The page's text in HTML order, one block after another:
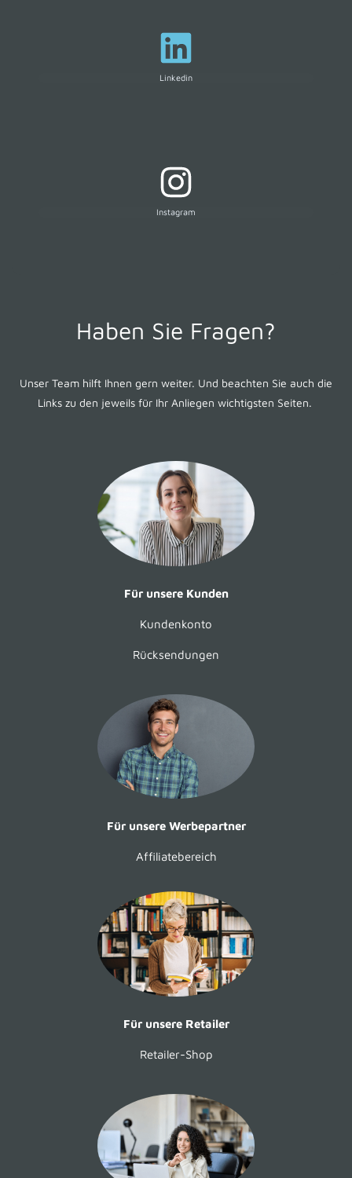
Linkedin
Instagram
Haben Sie Fragen?
Unser Team hilft Ihnen gern weiter. Und beachten Sie auch die
Links zu den jeweils für Ihr Anliegen wichtigsten Seiten.
Für unsere Kunden
Kundenkonto
Rücksendungen
Für unsere Werbepartner
Affiliatebereich
Für unsere Retailer
Retailer-Shop